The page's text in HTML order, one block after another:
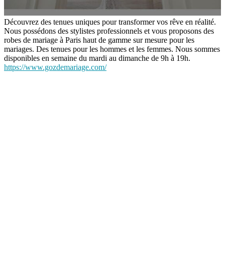
Découvrez des tenues uniques pour transformer vos rêve en réalité.
Nous possédons des stylistes professionnels et vous proposons des
robes de mariage à Paris haut de gamme sur mesure pour les
mariages. Des tenues pour les hommes et les femmes. Nous sommes
disponibles en semaine du mardi au dimanche de 9h à 19h.
https://www.gozdemariage.com/